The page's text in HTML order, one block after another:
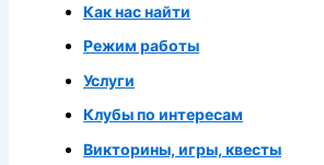
Как нас найти
Режим работы
Услуги
Клубы по интересам
Викторины, игры, квесты